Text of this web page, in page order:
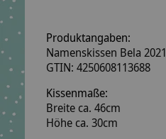
Produktangaben:
Namenskissen Bela 2021
GTIN: 4250608113688
Kissenmaße:
Breite ca. 46cm
Höhe ca. 30cm